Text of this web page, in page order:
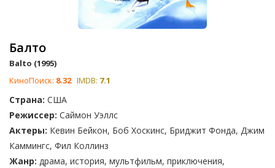
Балто
Balto (1995)
КиноПоиск: 8.32 IMDB: 7.1
Страна: США
Режиссер: Саймон Уэллс
Актеры: Кевин Бейкон, Боб Хоскинс, Бриджит Фонда, Джим
Каммингс, Фил Коллинз
Жанр: драма, история, мультфильм, приключения,